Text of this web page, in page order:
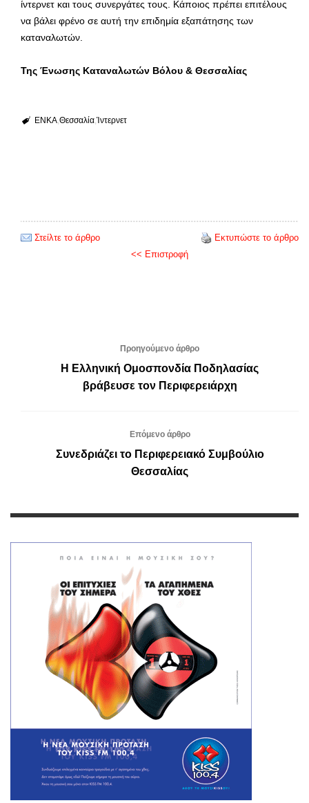
ίντερνετ και τους συνεργάτες τους. Κάποιος πρέπει επιτέλους
να βάλει φρένο σε αυτή την επιδημία εξαπάτησης των
καταναλωτών.
Της Ένωσης Καταναλωτών Βόλου & Θεσσαλίας
ΕΝΚΑ Θεσσαλία Ίντερνετ
Στείλτε το άρθρο
Εκτυπώστε το άρθρο
<< Επιστροφή
Προηγούμενο άρθρο
Η Ελληνική Ομοσπονδία Ποδηλασίας
βράβευσε τον Περιφερειάρχη
Επόμενο άρθρο
Συνεδριάζει το Περιφερειακό Συμβούλιο
Θεσσαλίας